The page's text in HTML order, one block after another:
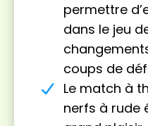
permettre
dans le jeu
coups de
Le match à
nerfs à rude